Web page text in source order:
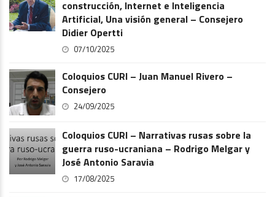
construcción, Internet e Inteligencia
Artificial, Una visión general – Consejero
Didier Opertti
07/10/2025
Coloquios CURI – Juan Manuel Rivero –
Consejero
24/09/2025
Coloquios CURI – Narrativas rusas sobre la
guerra ruso-ucraniana – Rodrigo Melgar y
José Antonio Saravia
17/08/2025